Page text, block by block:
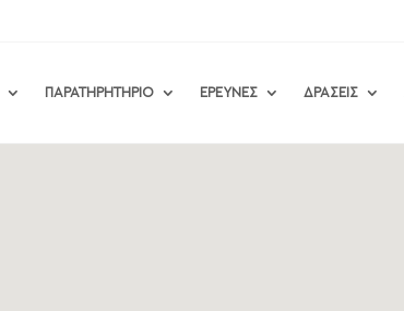
ΠΑΡΑΤΗΡΗΤΗΡΙΟ ΕΡΕΥΝΕΣ ΔΡΑΣΕΙΣ